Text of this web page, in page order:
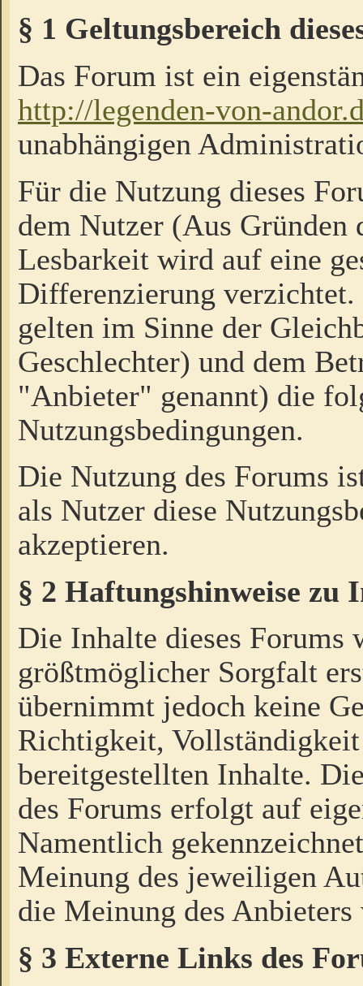
§ 1 Geltungsbereich
Das Forum ist ein
http://legenden-von-
unabhängigen
Für die Nutzung dieses
dem Nutzer (Aus Gründen
Lesbarkeit wird auf eine
Differenzierung
gelten im Sinne der
Geschlechter) und dem
"Anbieter" genannt) die
Nutzungsbedingungen.
Die Nutzung des Forums
als Nutzer diese
akzeptieren.
§ 2 Haftungshinweise zu
Die Inhalte dieses Forums
größtmöglicher Sorgfalt
übernimmt jedoch keine
Richtigkeit,
bereitgestellten Inhalte.
des Forums erfolgt auf
Namentlich
Meinung des jeweiligen
die Meinung des Anbieters
§ 3 Externe Links des